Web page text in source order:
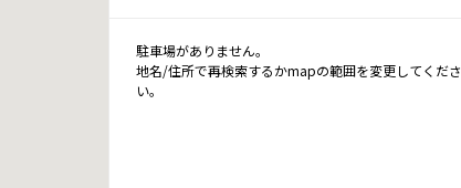
駐車場がありません。
地名/住所で再検索するかmapの範囲を変更してくださ
い。